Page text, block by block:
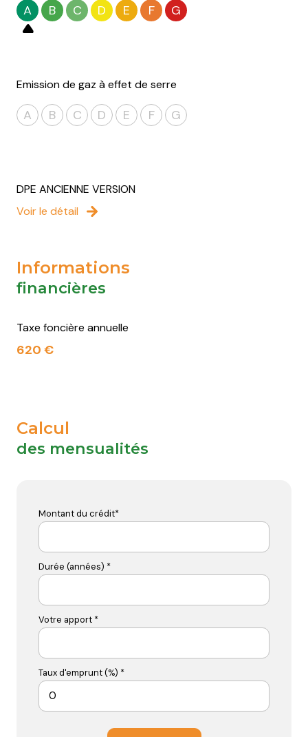
A B C D E F G
Emission de gaz à effet de serre
A B C D E F G
DPE ANCIENNE VERSION
Voir le détail
Informations
financières
Taxe foncière annuelle
620 €
Calcul
des mensualités
Montant du crédit*
Durée (années) *
Votre apport *
Taux d'emprunt (%) *